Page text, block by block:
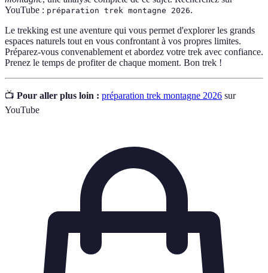
YouTube : préparation trek montagne 2026.
Le trekking est une aventure qui vous permet d'explorer les grands
espaces naturels tout en vous confrontant à vos propres limites.
Préparez-vous convenablement et abordez votre trek avec confiance.
Prenez le temps de profiter de chaque moment. Bon trek !
📺 Pour aller plus loin : préparation trek montagne 2026 sur
YouTube